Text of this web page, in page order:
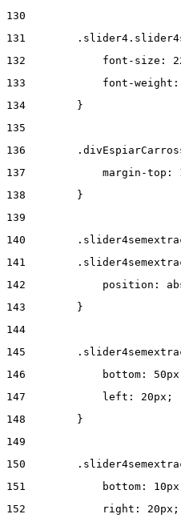
130
131
132
font-size:
133
font-
134
        }
135
136
137
margin-top:
138
        }
139
140
141
142
position:
143
        }
144
145
146
bottom:
147
            left: 20px;
148
        }
149
150
151
bottom:
152
            right: 20px;